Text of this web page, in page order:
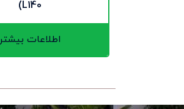
L140)
اطلاعات بیشتر